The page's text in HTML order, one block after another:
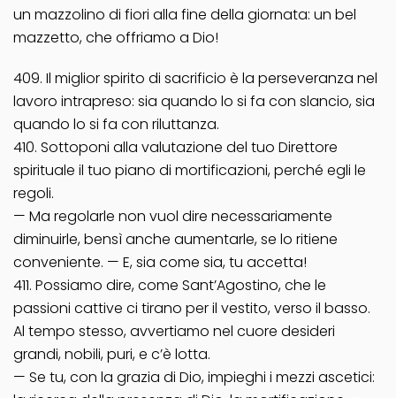
un mazzolino di fiori alla fine della giornata: un bel
mazzetto, che offriamo a Dio!
409. Il miglior spirito di sacrificio è la perseveranza nel
lavoro intrapreso: sia quando lo si fa con slancio, sia
quando lo si fa con riluttanza.
410. Sottoponi alla valutazione del tuo Direttore
spirituale il tuo piano di mortificazioni, perché egli le
regoli.
— Ma regolarle non vuol dire necessariamente
diminuirle, bensì anche aumentarle, se lo ritiene
conveniente. — E, sia come sia, tu accetta!
411. Possiamo dire, come Sant’Agostino, che le
passioni cattive ci tirano per il vestito, verso il basso.
Al tempo stesso, avvertiamo nel cuore desideri
grandi, nobili, puri, e c’è lotta.
— Se tu, con la grazia di Dio, impieghi i mezzi ascetici: